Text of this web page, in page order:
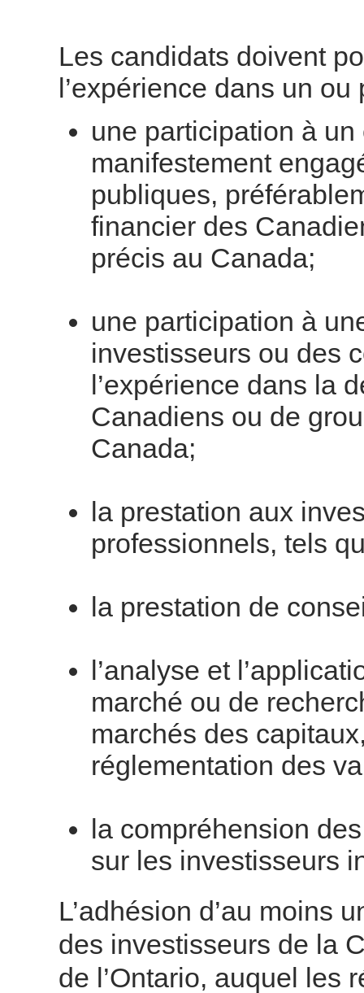
Les candidats doivent
l’expérience dans un
une participation à
manifestement
publiques,
financier des
précis au Canada;
une participation à
investisseurs ou des
l’expérience dans la
Canadiens ou de
Canada;
la prestation aux
professionnels, tels
la prestation de
l’analyse et
marché ou de
marchés des
réglementation des
la compréhension
sur les investisseurs
L’adhésion d’au moins
des investisseurs de la
de l’Ontario, auquel les